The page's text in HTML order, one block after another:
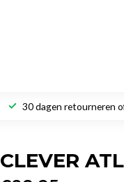
30 dagen retourneren
CLEVER